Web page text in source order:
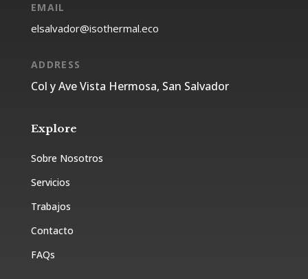
EMAIL
ADDRESS
Col y Ave Vista Hermosa, San Salvador
Explore
Sobre Nosotros
Servicios
Trabajos
Contacto
FAQs